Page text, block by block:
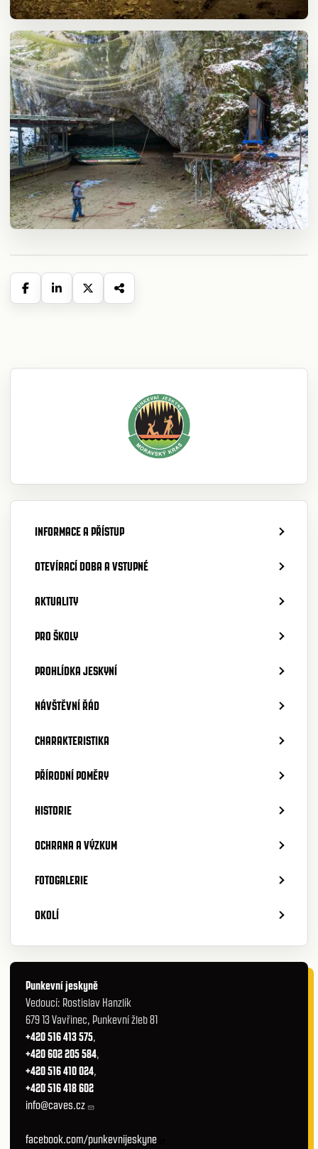
INFORMACE A PŘÍSTUP
OTEVÍRACÍ DOBA A VSTUPNÉ
AKTUALITY
PRO ŠKOLY
PROHLÍDKA JESKYNÍ
NÁVŠTĚVNÍ ŘÁD
CHARAKTERISTIKA
PŘÍRODNÍ POMĚRY
HISTORIE
OCHRANA A VÝZKUM
FOTOGALERIE
OKOLÍ
Punkevní jeskyně
Vedoucí: Rostislav Hanzlík
679 13 Vavřinec, Punkevní žleb 81
+420 516 413 575,
+420 602 205 584,
+420 516 410 024,
+420 516 418 602
info@caves.cz
facebook.com/punkevnijeskyne